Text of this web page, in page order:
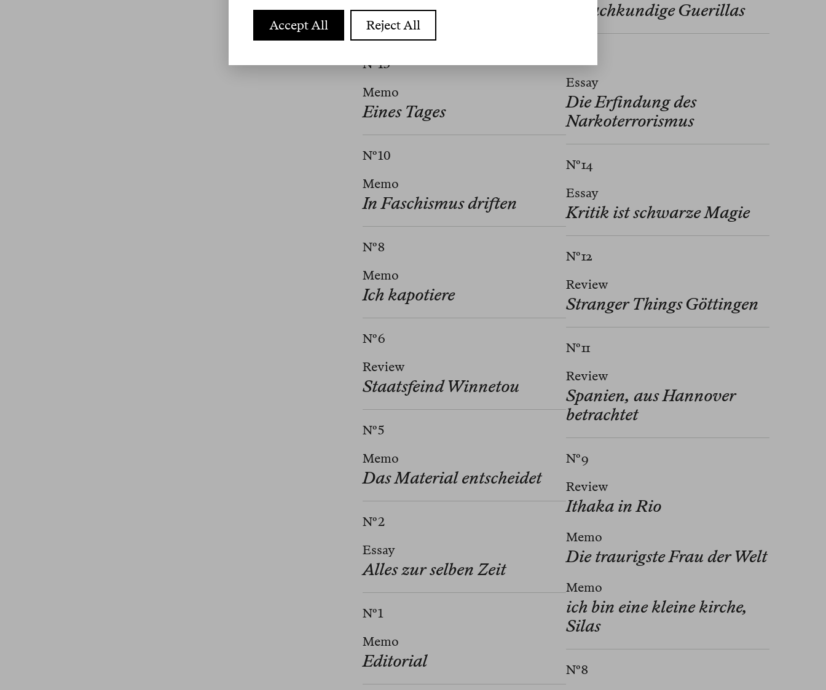
Endlicher Spaß
Nº 13
Memo
Eines Tages
Nº 10
Memo
In Faschismus driften
Nº 8
Memo
Ich kapotiere
Nº 6
Review
Staatsfeind Winnetou
Nº 5
Memo
Das Material entscheidet
Nº 2
Essay
Alles zur selben Zeit
Nº 1
Memo
Editorial
Sprachkundige Guerillas
Essay
Die Erfindung des
Narkoterrorismus
Nº 14
Essay
Kritik ist schwarze Magie
Nº 12
Review
Stranger Things Göttingen
Nº 11
Review
Spanien, aus Hannover
betrachtet
Nº 9
Review
Ithaka in Rio
Memo
Die traurigste Frau der Welt
Memo
ich bin eine kleine kirche,
Silas
Nº 8
Accept All Reject All